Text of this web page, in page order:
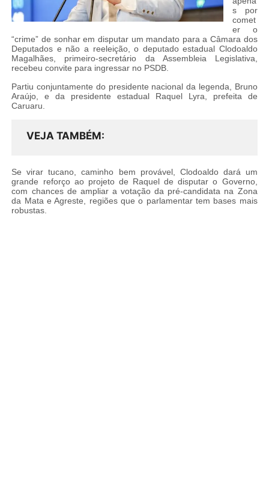
s por
comet
er o
“crime” de sonhar em disputar um mandato para a Câmara dos
Deputados e não a reeleição, o deputado estadual Clodoaldo
Magalhães, primeiro-secretário da Assembleia Legislativa,
recebeu convite para ingressar no PSDB.
Partiu conjuntamente do presidente nacional da legenda, Bruno
Araújo, e da presidente estadual Raquel Lyra, prefeita de
Caruaru.
VEJA TAMBÉM
Se virar tucano, caminho bem provável, Clodoaldo dará um
grande reforço ao projeto de Raquel de disputar o Governo,
com chances de ampliar a votação da pré-candidata na Zona
da Mata e Agreste, regiões que o parlamentar tem bases mais
robustas.